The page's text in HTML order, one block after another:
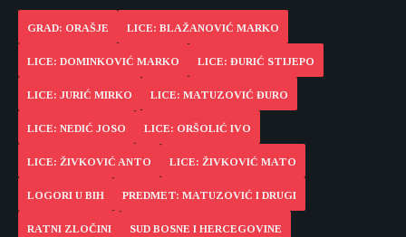
GRAD: ORAŠJE LICE: BLAŽANOVIĆ MARKO
LICE: DOMINKOVIĆ MARKO LICE: ĐURIĆ STIJEPO
LICE: JURIĆ MIRKO LICE: MATUZOVIĆ ĐURO
LICE: NEDIĆ JOSO LICE: ORŠOLIĆ IVO
LICE: ŽIVKOVIĆ ANTO LICE: ŽIVKOVIĆ MATO
LOGORI U BIH PREDMET: MATUZOVIĆ I DRUGI
RATNI ZLOČINI SUD BOSNE I HERCEGOVINE